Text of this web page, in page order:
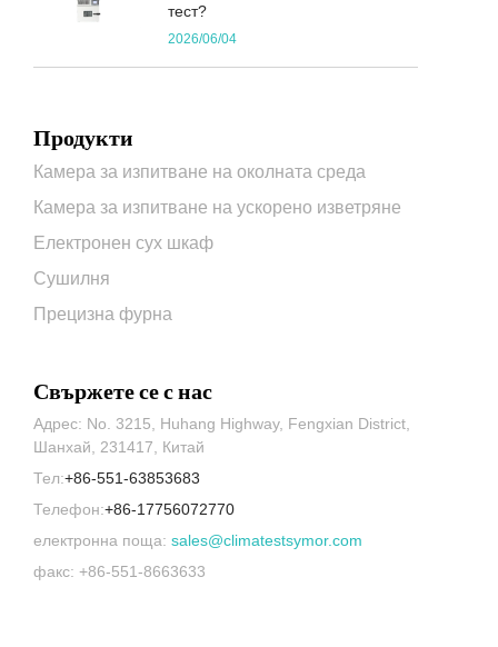
тест?
2026/06/04
Продукти
Камера за изпитване на околната среда
Камера за изпитване на ускорено изветряне
Електронен сух шкаф
Сушилня
Прецизна фурна
Свържете се с нас
Адрес: No. 3215, Huhang Highway, Fengxian District,
Шанхай, 231417, Китай
Тел:+86-551-63853683
Телефон:+86-17756072770
електронна поща: sales@climatestsymor.com
факс: +86-551-8663633